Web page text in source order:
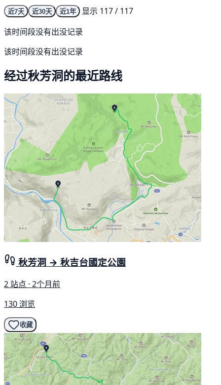
近7天 近30天 近1年
显示 117 / 117
该时间段没有出没记录
该时间段没有出没记录
经过秋芳洞的最近路线
秋芳洞 → 秋吉台國定公園
2 站点 · 2个月前
130 浏览
收藏